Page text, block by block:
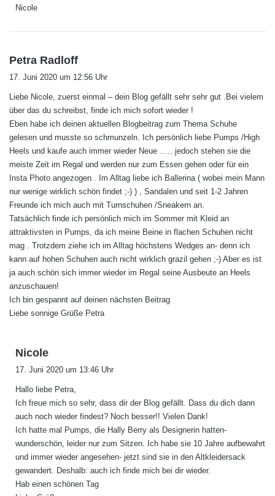
Nicole
Petra Radloff
a
t
:
17. Juni 2020 um 12:56 Uhr
Liebe Nicole, zuerst einmal – dein Blog gefällt sehr sehr gut .Bei vielem
über das du schreibst, finde ich mich sofort wieder !
Eben habe ich deinen aktuellen Blogbeitrag zum Thema Schuhe
gelesen und musste so schmunzeln. Ich persönlich liebe Pumps /High
Heels und kaufe auch immer wieder Neue ….. jedoch stehen sie die
meiste Zeit im Regal und werden nur zum Essen gehen oder für ein
Insta Photo angezogen . Im Alltag liebe ich Ballerina ( wobei mein Mann
nur wenige wirklich schön findet ;-) ) , Sandalen und seit 1-2 Jahren
Freunde ich mich auch mit Turnschuhen /Sneakern an.
Tatsächlich finde ich persönlich mich im Sommer mit Kleid an
attraktivsten in Pumps, da ich meine Beine in flachen Schuhen nicht
mag . Trotzdem ziehe ich im Alltag höchstens Wedges an- denn ich
kann auf hohen Schuhen auch nicht wirklich grazil gehen ;-) Aber es ist
ja auch schön sich immer wieder im Regal seine Ausbeute an Heels
anzuschauen!
Ich bin gespannt auf deinen nächsten Beitrag
Liebe sonnige Grüße Petra
Nicole
a
t
:
17. Juni 2020 um 13:46 Uhr
Hallo liebe Petra,
Ich freue mich so sehr, dass dir der Blog gefällt. Dass du dich dann
auch noch wieder findest? Noch besser!! Vielen Dank!
Ich hatte mal Pumps, die Hally Berry als Designerin hatten-
wunderschön, leider nur zum Sitzen. Ich habe sie 10 Jahre aufbewahrt
und immer wieder angesehen- jetzt sind sie in den Altkleidersack
gewandert. Deshalb: auch ich finde mich bei dir wieder.
Hab einen schönen Tag